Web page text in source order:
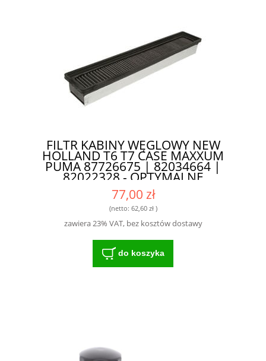
FILTR KABINY WĘGLOWY NEW
HOLLAND T6 T7 CASE MAXXUM
PUMA 87726675 | 82034664 |
82022328 - OPTYMALNE
DOPASOWANIE I SKUTECZNOŚĆ
DZIAŁANIA
77,00 zł
(netto: 62,60 zł)
zawiera 23% VAT, bez kosztów dostawy
do koszyka